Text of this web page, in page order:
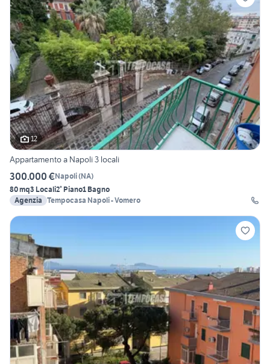
12
Appartamento a Napoli 3 locali
300.000 €Napoli(NA)
80 mq3 Locali2° Piano1 Bagno
Agenzia Tempocasa Napoli - Vomero